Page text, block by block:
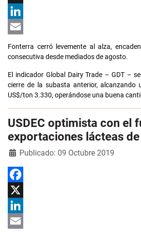
X
LinkedIn
Fonterra cerró levemente al alza,
consecutiva desde mediados de agosto.
El indicador Global Dairy Trade – GDT –
cierre de la subasta anterior, alcanzando
US$/ton 3.330, operándose una buena
USDEC optimista con el
exportaciones lácteas de
Detalles
Publicado: 09 Octubre 2019
Facebook
X
LinkedIn